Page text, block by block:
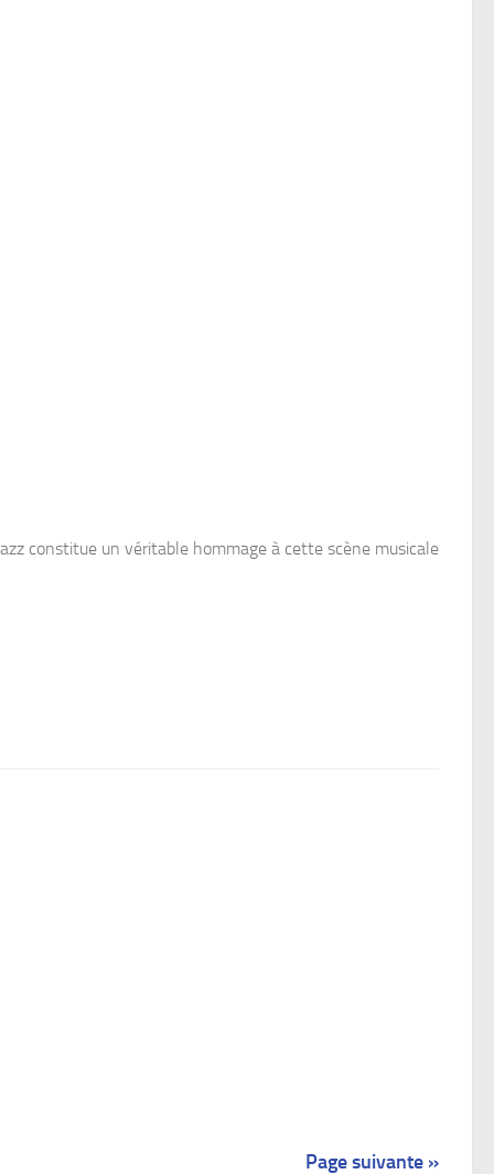
constitue un véritable hommage à cette scène musicale
Page suivante »